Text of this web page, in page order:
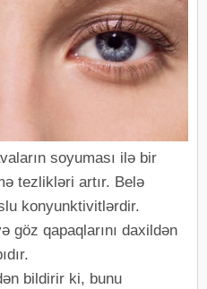
soyuması ilə bir
tezlikləri artır. Belə
konyunktivitlərdir.
göz qapaqlarını daxildən
bildirir ki, bunu